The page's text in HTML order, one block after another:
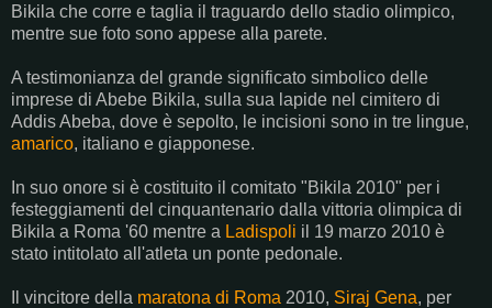
Bikila che corre e taglia il traguardo dello stadio olimpico,
mentre sue foto sono appese alla parete.
A testimonianza del grande significato simbolico delle
imprese di Abebe Bikila, sulla sua lapide nel cimitero di
Addis Abeba, dove è sepolto, le incisioni sono in tre lingue,
amarico, italiano e giapponese.
In suo onore si è costituito il comitato "Bikila 2010" per i
festeggiamenti del cinquantenario dalla vittoria olimpica di
Bikila a Roma '60 mentre a Ladispoli il 19 marzo 2010 è
stato intitolato all'atleta un ponte pedonale.
Il vincitore della maratona di Roma 2010, Siraj Gena, per